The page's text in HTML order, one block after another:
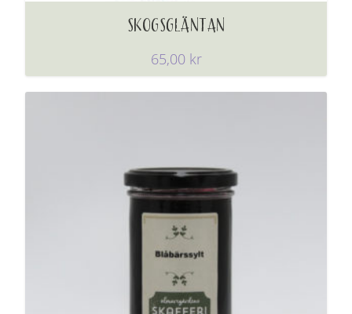
SKOGSGLÄNTAN
65,00 kr